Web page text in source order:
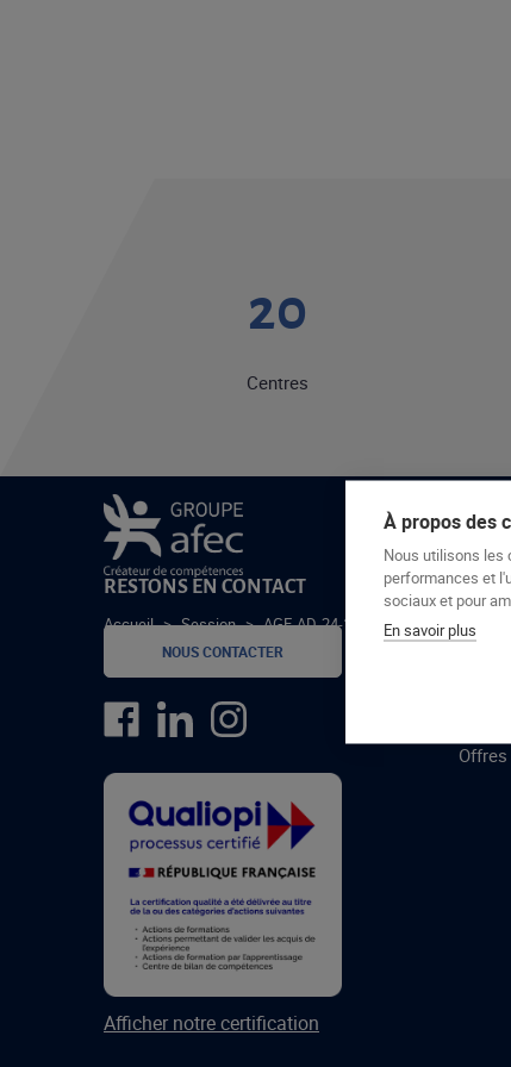
Le groupe Afec
Accueil > Session > AGE-AD-24-1-C
20
Centres
RESTONS EN CONTACT
NOUS CONTACTER
Afficher notre certification
À propos des
Nous utilisons les
performances et
sociaux et pour
En savoir plus